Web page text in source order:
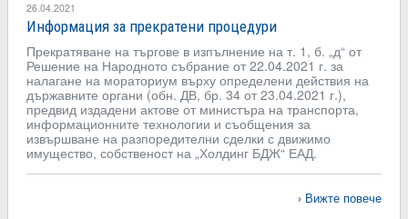
26.04.2021
Информация за прекратени процедури
Прекратяване на търгове в изпълнение на т. 1, б. „д“ от
Решение на Народното събрание от 22.04.2021 г. за
налагане на мораториум върху определени действия на
държавните органи (обн. ДВ, бр. 34 от 23.04.2021 г.),
предвид издадени актове от министъра на транспорта,
информационните технологии и съобщения за
извършване на разпоредителни сделки с движимо
имущество, собственост на „Холдинг БДЖ“ ЕАД.
Вижте повече